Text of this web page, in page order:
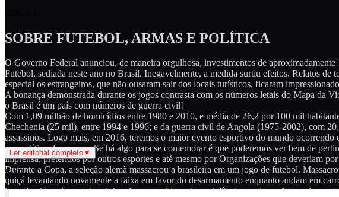
SOBRE FUTEBOL, ARMAS E POLÍTICA
O Governo Federal anunciou, de maneira orgulhosa, investimentos de
Futebol, sediada neste ano no Brasil. Inegavelmente, a medida surtiu efeitos. Relatos de
especial os estrangeiros, que não ousaram sair dos locais turísticos, ficaram
A bonança demonstrada durante os jogos contrasta com os números letais do Mapa
o Brasil é um país com números de guerra civil!
Com 1,09 milhão de homicídios entre 1980 e 2010, e média de 26,2 por 100 mil
Chechenia (25 mil), entre 1994 e 1996; e da guerra civil de Angola (1975-2002), com
assassinos. Logo mais, em 2016, teremos o maior evento esportivo do mundo
uso político do mesmo. Se há algo para se comemorar é que poderemos ver bem de
imprensa, preteridos por outros esportes e até mesmo por Organizações que deveriam
Durante a Copa, a seleção alemã massacrou a brasileira em um jogo de futebol.
quiçá levantando novamente a faixa em favor do desarmamento enquanto andam em
jogo da vida - da sua, da minha, da nossa vida real - a violência continua. A taxa de
Ler editorial completo▼
Índice